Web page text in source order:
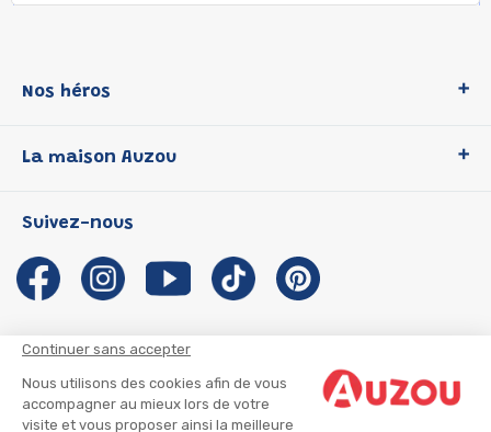
Continuer sans accepter
Nous utilisons des cookies afin de vous
accompagner au mieux lors de votre
visite et vous proposer ainsi la meilleure
Nos héros
P'tit Loup
Les Influenceuses
Migali
Petite Taupe
La maison Auzou
Notre histoire
Auzou s'engage
Auteurs et illustrateurs Auzou
Suivre mon colis
Suivez-nous
CGU